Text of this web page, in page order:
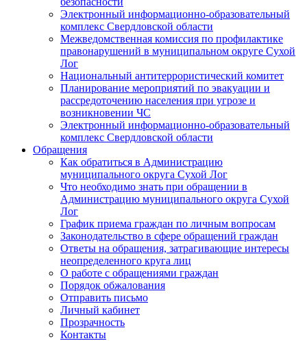
Электронный информационно-образовательный
комплекс Cвердловской области
Межведомственная комиссия по профилактике
правонарушений в муниципальном округе Сухой
Лог
Национальный антитеррористический комитет
Планирование мероприятий по эвакуации и
рассредоточению населения при угрозе и
возникновении ЧС
Электронный информационно-образовательный
комплекс Свердловской области
Обращения
Как обратиться в Администрацию
муниципального округа Сухой Лог
Что необходимо знать при обращении в
Администрацию муниципального округа Сухой
Лог
График приема граждан по личным вопросам
Законодательство в сфере обращений граждан
Ответы на обращения, затрагивающие интересы
неопределенного круга лиц
О работе с обращениями граждан
Порядок обжалования
Отправить письмо
Личный кабинет
Прозрачность
Контакты